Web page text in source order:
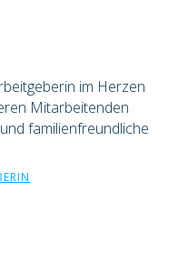
im Herzen
Mitarbeitenden
familienfreundliche